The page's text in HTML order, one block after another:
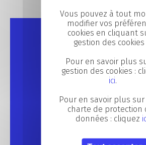
Vous pouvez à tout
modifier vos
cookies en cliquant
gestion des cookies
Pour en savoir plus
gestion des cookies :
ici.
Pour en savoir plus
charte de protection
données : cliquez